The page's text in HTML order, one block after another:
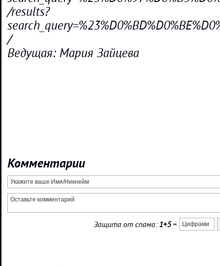
/results?
/
Ведущая: Мария Зайцева
Комментарии
Защита от спама: 1+5=